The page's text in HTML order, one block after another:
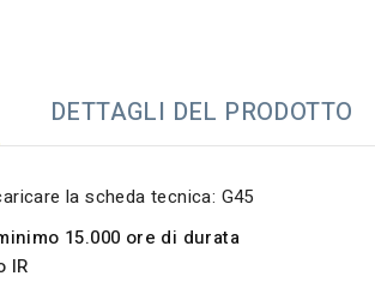
DETTAGLI DEL PRODOTTO
la scheda tecnica: G45
15.000 ore di durata
IR